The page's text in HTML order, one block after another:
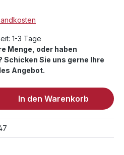
1-3 Tage
Menge, oder haben
Sie uns gerne Ihre
Angebot.
den
In den Warenkorb